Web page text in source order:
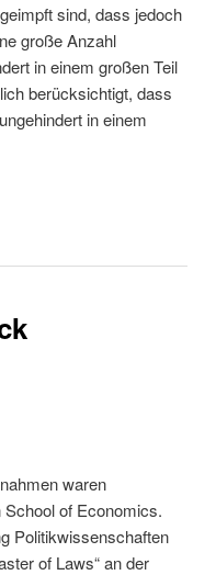
sind, dass jedoch
große Anzahl
in einem großen Teil
berücksichtigt, dass
in einem
waren
of Economics.
Politikwissenschaften
of Laws“ an der